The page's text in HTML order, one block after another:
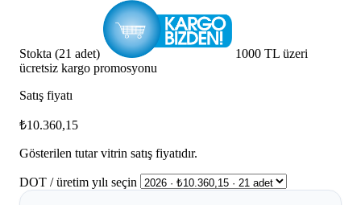
Stokta (21 adet)
1000 TL üzeri
ücretsiz kargo promosyonu
Satış fiyatı
₺10.360,15
Gösterilen tutar vitrin satış fiyatıdır.
DOT / üretim yılı seçin